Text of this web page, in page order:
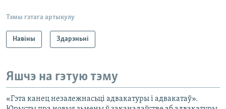
Тэмы гэтага артыкулу
Навіны Здарэньні
Яшчэ на гэтую тэму
«Гэта канец незалежнасьці адвакатуры і адвакатаў».